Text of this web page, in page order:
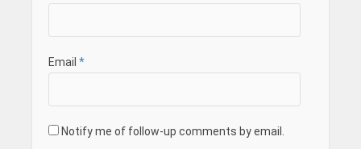
Email *
Notify me of follow-up comments by email.